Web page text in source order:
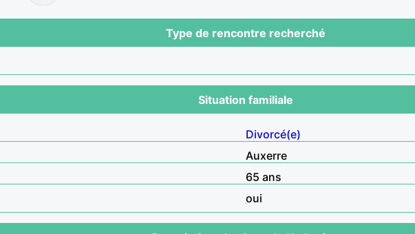
Type de rencontre recherché
Situation familiale
Divorcé(e)
Auxerre
65 ans
oui